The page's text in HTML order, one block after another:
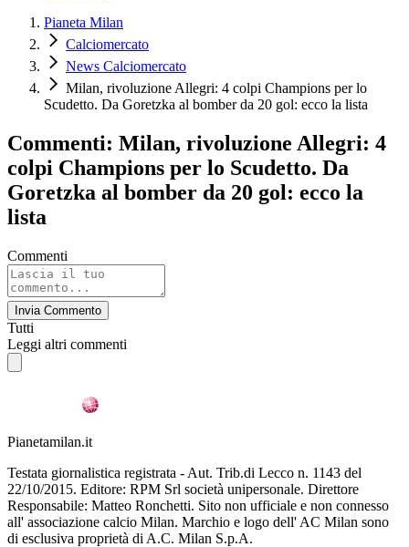
Pianeta Milan
Calciomercato
News Calciomercato
Milan, rivoluzione Allegri: 4 colpi Champions per lo
Scudetto. Da Goretzka al bomber da 20 gol: ecco la lista
Commenti: Milan, rivoluzione Allegri: 4
colpi Champions per lo Scudetto. Da
Goretzka al bomber da 20 gol: ecco la
lista
Commenti
Invia Commento
Tutti
Leggi altri commenti
Pianetamilan.it
Testata giornalistica registrata - Aut. Trib.di Lecco n. 1143 del
22/10/2015. Editore: RPM Srl società unipersonale. Direttore
Responsabile: Matteo Ronchetti. Sito non ufficiale e non connesso
all' associazione calcio Milan. Marchio e logo dell' AC Milan sono
di esclusiva proprietà di A.C. Milan S.p.A.